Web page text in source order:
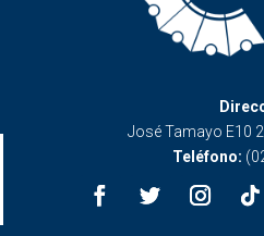
José Tamayo E10
Teléfono: